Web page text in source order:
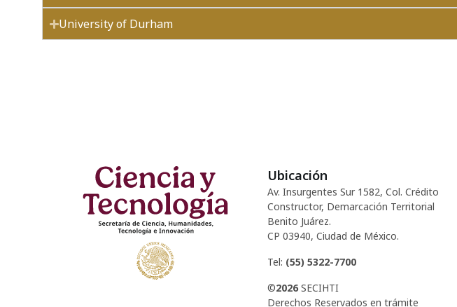
University of Durham
Ubicación
Av. Insurgentes Sur 1582, Col. Crédito
Constructor, Demarcación Territorial
Benito Juárez.
CP 03940, Ciudad de México.
Tel: (55) 5322-7700
©2026 SECIHTI
Derechos Reservados en trámite